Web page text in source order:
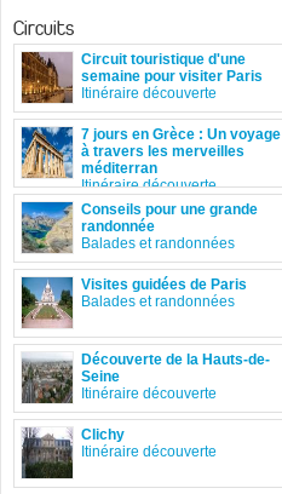
Circuits
Circuit touristique d'une
semaine pour visiter Paris
Itinéraire découverte
7 jours en Grèce : Un voyage
à travers les merveilles
méditerran
Itinéraire découverte
Conseils pour une grande
randonnée
Balades et randonnées
Visites guidées de Paris
Balades et randonnées
Découverte de la Hauts-de-
Seine
Itinéraire découverte
Clichy
Itinéraire découverte